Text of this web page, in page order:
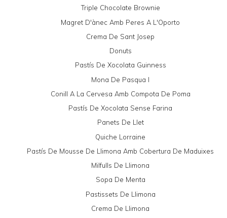
Triple Chocolate Brownie
Magret D'ànec Amb Peres A L'Oporto
Crema De Sant Josep
Donuts
Pastís De Xocolata Guinness
Mona De Pasqua I
Conill A La Cervesa Amb Compota De Poma
Pastís De Xocolata Sense Farina
Panets De Llet
Quiche Lorraine
Pastís De Mousse De Llimona Amb Cobertura De Maduixes
Milfulls De Llimona
Sopa De Menta
Pastissets De Llimona
Crema De Llimona